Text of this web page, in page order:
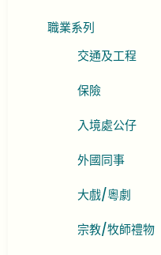
職業系列
交通及工程
保險
入境處公仔
外國同事
大戲/粵劇
宗教/牧師禮物